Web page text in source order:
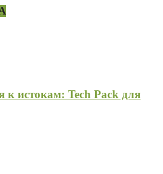
к истокам: Tech Pack для